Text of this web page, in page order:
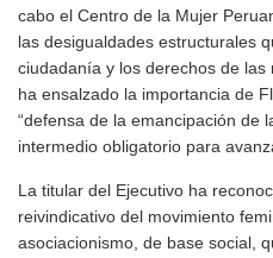
cabo el Centro de la Mujer
las desigualdades estructurales
ciudadanía y los derechos de las
ha ensalzado la importancia de
“defensa de la emancipación de
intermedio obligatorio para
La titular del Ejecutivo ha
reivindicativo del movimiento
asociacionismo, de base social,